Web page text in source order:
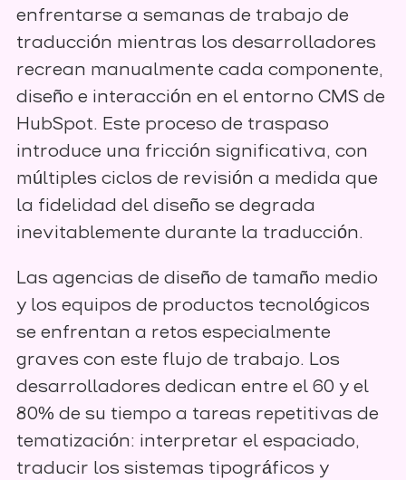
enfrentarse a semanas de trabajo de
traducción mientras los desarrolladores
recrean manualmente cada componente,
diseño e interacción en el entorno CMS de
HubSpot. Este proceso de traspaso
introduce una fricción significativa, con
múltiples ciclos de revisión a medida que
la fidelidad del diseño se degrada
inevitablemente durante la traducción.
Las agencias de diseño de tamaño medio
y los equipos de productos tecnológicos
se enfrentan a retos especialmente
graves con este flujo de trabajo. Los
desarrolladores dedican entre el 60 y el
80% de su tiempo a tareas repetitivas de
tematización: interpretar el espaciado,
traducir los sistemas tipográficos y